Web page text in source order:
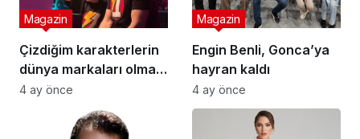
Çizdiğim karakterlerin
dünya markaları olması
en büyük hedefim
Magazin
4 ay önce
Engin Benli, Gonca’ya
hayran kaldı
Magazin
4 ay önce